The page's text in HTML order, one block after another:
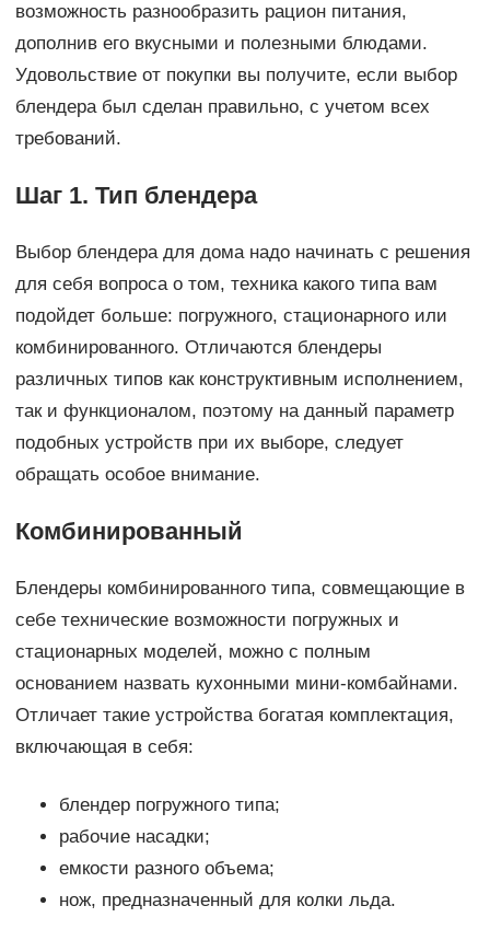
возможность разнообразить рацион питания,
дополнив его вкусными и полезными блюдами.
Удовольствие от покупки вы получите, если выбор
блендера был сделан правильно, с учетом всех
требований.
Шаг 1. Тип блендера
Выбор блендера для дома надо начинать с решения
для себя вопроса о том, техника какого типа вам
подойдет больше: погружного, стационарного или
комбинированного. Отличаются блендеры
различных типов как конструктивным исполнением,
так и функционалом, поэтому на данный параметр
подобных устройств при их выборе, следует
обращать особое внимание.
Комбинированный
Блендеры комбинированного типа, совмещающие в
себе технические возможности погружных и
стационарных моделей, можно с полным
основанием назвать кухонными мини-комбайнами.
Отличает такие устройства богатая комплектация,
включающая в себя:
блендер погружного типа;
рабочие насадки;
емкости разного объема;
нож, предназначенный для колки льда.